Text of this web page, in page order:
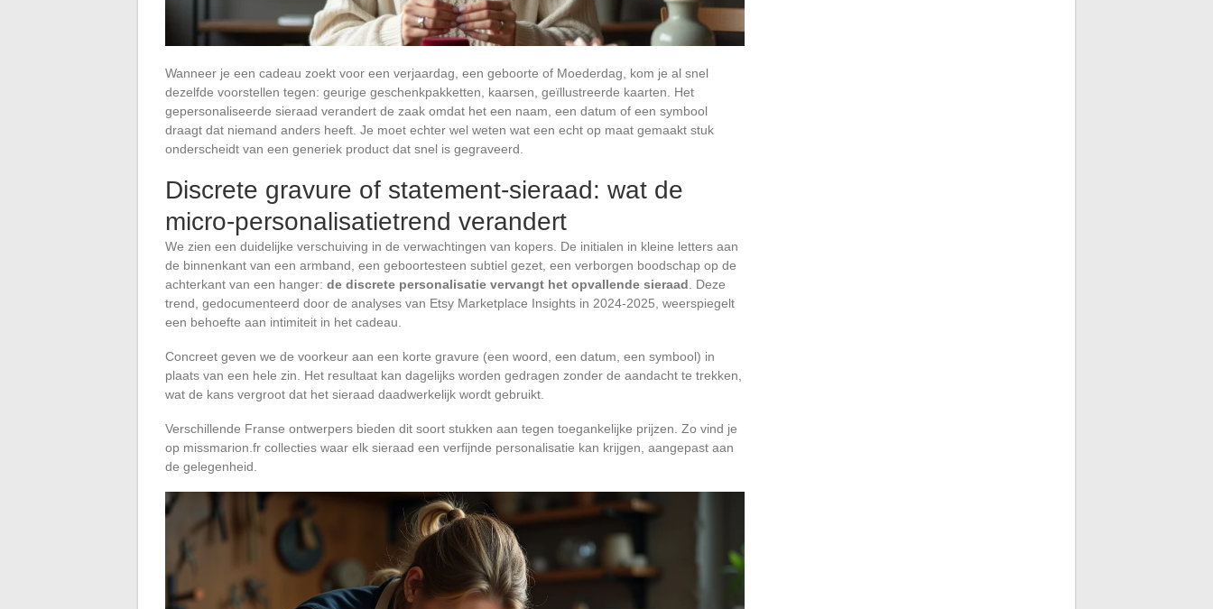
Wanneer je een cadeau zoekt voor een verjaardag, een geboorte of Moederdag, kom je al snel
dezelfde voorstellen tegen: geurige geschenkpakketten, kaarsen, geïllustreerde kaarten. Het
gepersonaliseerde sieraad verandert de zaak omdat het een naam, een datum of een symbool
draagt dat niemand anders heeft. Je moet echter wel weten wat een echt op maat gemaakt stuk
onderscheidt van een generiek product dat snel is gegraveerd.
Discrete gravure of statement-sieraad: wat de
micro-personalisatietrend verandert
We zien een duidelijke verschuiving in de verwachtingen van kopers. De initialen in kleine letters aan
de binnenkant van een armband, een geboortesteen subtiel gezet, een verborgen boodschap op de
achterkant van een hanger: de discrete personalisatie vervangt het opvallende sieraad . Deze
trend, gedocumenteerd door de analyses van Etsy Marketplace Insights in 2024-2025, weerspiegelt
een behoefte aan intimiteit in het cadeau.
Concreet geven we de voorkeur aan een korte gravure (een woord, een datum, een symbool) in
plaats van een hele zin. Het resultaat kan dagelijks worden gedragen zonder de aandacht te trekken,
wat de kans vergroot dat het sieraad daadwerkelijk wordt gebruikt.
Verschillende Franse ontwerpers bieden dit soort stukken aan tegen toegankelijke prijzen. Zo vind je
op missmarion.fr collecties waar elk sieraad een verfijnde personalisatie kan krijgen, aangepast aan
de gelegenheid.